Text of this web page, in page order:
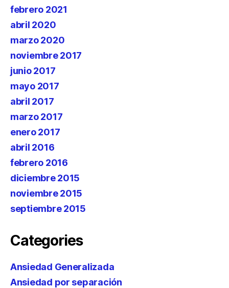
febrero 2021
abril 2020
marzo 2020
noviembre 2017
junio 2017
mayo 2017
abril 2017
marzo 2017
enero 2017
abril 2016
febrero 2016
diciembre 2015
noviembre 2015
septiembre 2015
Categories
Ansiedad Generalizada
Ansiedad por separación